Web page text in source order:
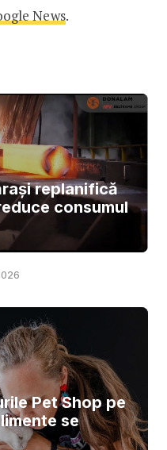
News.
replanifică
consumul
Pet Shop pe
se